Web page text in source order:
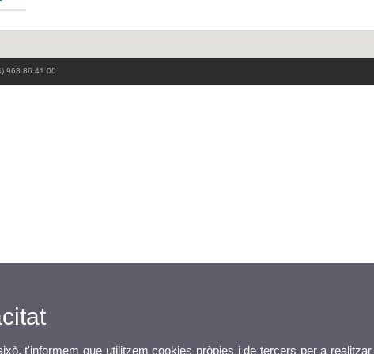
963 86 41 00
t'informem que utilitzem cookies pròpies i de tercers per a realitzar